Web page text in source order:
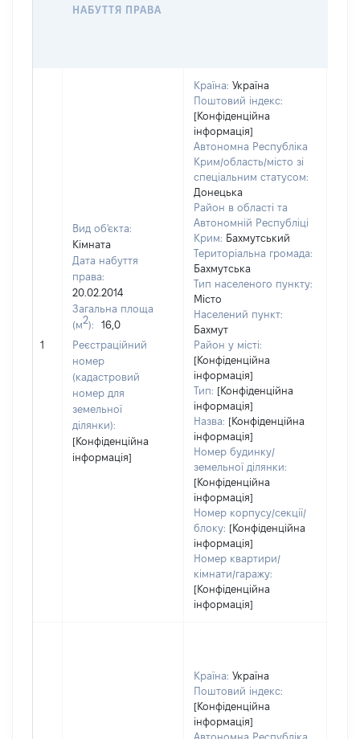
НАБУТТЯ ПРАВА
1
Вид об'єкта:
Кімната
Дата набуття
права:
20.02.2014
Загальна площа
(м2):
16,0
Реєстраційний
номер
(кадастровий
номер для
земельної
ділянки):
[Конфіденційна
інформація]
Країна: Україна
Поштовий індекс:
[Конфіденційна
інформація]
Автономна Республіка
Крим/область/місто зі
спеціальним статусом:
Донецька
Район в області та
Автономній Республіці
Крим: Бахмутський
Територіальна громада:
Бахмутська
Тип населеного пункту:
Місто
Населений пункт:
Бахмут
Район у місті:
[Конфіденційна
інформація]
Тип: [Конфіденційна
інформація]
Назва: [Конфіденційна
інформація]
Номер будинку/
земельної ділянки:
[Конфіденційна
інформація]
Номер корпусу/секції/
блоку: [Конфіденційна
інформація]
Номер квартири/
кімнати/гаражу:
[Конфіденційна
інформація]
Країна: Україна
Поштовий індекс:
[Конфіденційна
інформація]
Автономна Республіка